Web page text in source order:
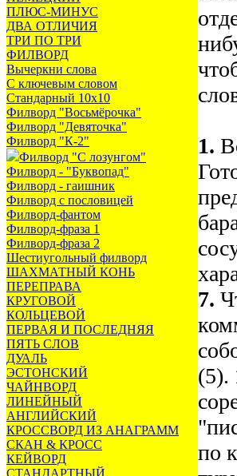
ПЛЮС-МИНУС
ДВА ОТЛИЧИЯ
ТРИ ПО ТРИ
ФИЛВОРД
Вычеркни слова
С ключевым словом
Стандарный 10х10
Филворд "Восьмёрочка"
Филворд "Девяточка"
Филворд "К-2"
Филворд "С лозунгом"
Филворд - "Буквопад"
Филворд - гаишник
Филворд с пословицей
Филворд-фантом
Филворд-фраза 1
Филворд-фраза 2
Шестиугольный филворд
ШАХМАТНЫЙ КОНЬ
ПЕРЕПРАВА
КРУГОВОЙ
КОЛЬЦЕВОЙ
ПЕРВАЯ И ПОСЛЕДНЯЯ
ПЯТЬ СЛОВ
ДУАЛЬ
ЭСТОНСКИЙ
ЧАЙНВОРД
ЛИНЕЙНЫЙ
АНГЛИЙСКИЙ
КРОССВОРД ИЗ АНАГРАММ
СКАН & КРОСС
КЕЙВОРД
СТАНДАРТНЫЙ
1.
7.
(5).
по